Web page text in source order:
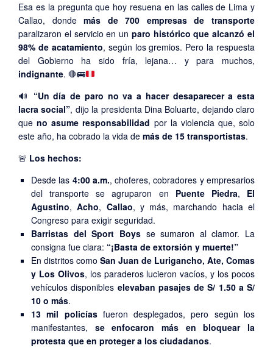
Esa es la pregunta que hoy resuena en las calles de Lima y
Callao, dondemás de 700 empresas de transporte
paralizaron el servicio en un paro histórico que alcanzó el
98% de acatamiento, según los gremios. Pero la respuesta
del Gobierno ha sido fría, lejana… y para muchos,
indignante. 🛑🚌
🔊 “Un día de paro no va a hacer desaparecer a esta
lacra social”, dijo la presidenta Dina Boluarte, dejando claro
queno asume responsabilidad por la violencia que, solo
este año, ha cobrado la vida de más de 15 transportistas.
🚨 Los hechos:
Desde las 4:00 a.m., choferes, cobradores y empresarios
del transporte se agruparon en Puente Piedra, El
Agustino,Acho, Callao, y más, marchando hacia el
Congreso para exigir seguridad.
Barristas del Sport Boysse sumaron al clamor. La
consigna fue clara: “¡Basta de extorsión y muerte!”
En distritos como San Juan de Lurigancho, Ate, Comas
y Los Olivos, los paraderos lucieron vacíos, y los pocos
vehículos disponibles elevaban pasajes de S/ 1.50 a S/
10 o más.
13 mil policíasfueron desplegados, pero según los
manifestantes, se enfocaron más en bloquear la
protesta que en proteger a los ciudadanos.